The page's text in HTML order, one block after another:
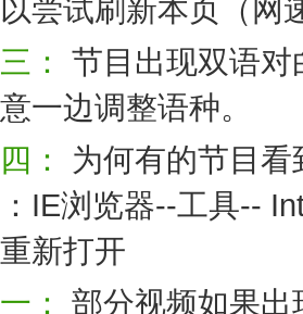
尝试刷新本页（网
：
节目出现双语
一边调整语种。
：
为何有的节目
IE浏览器--工具--
新打开
：
部分视频如果